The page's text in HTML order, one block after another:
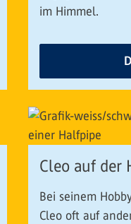
im Himmel.
Cleo auf der
Bei seinem
Cleo oft auf